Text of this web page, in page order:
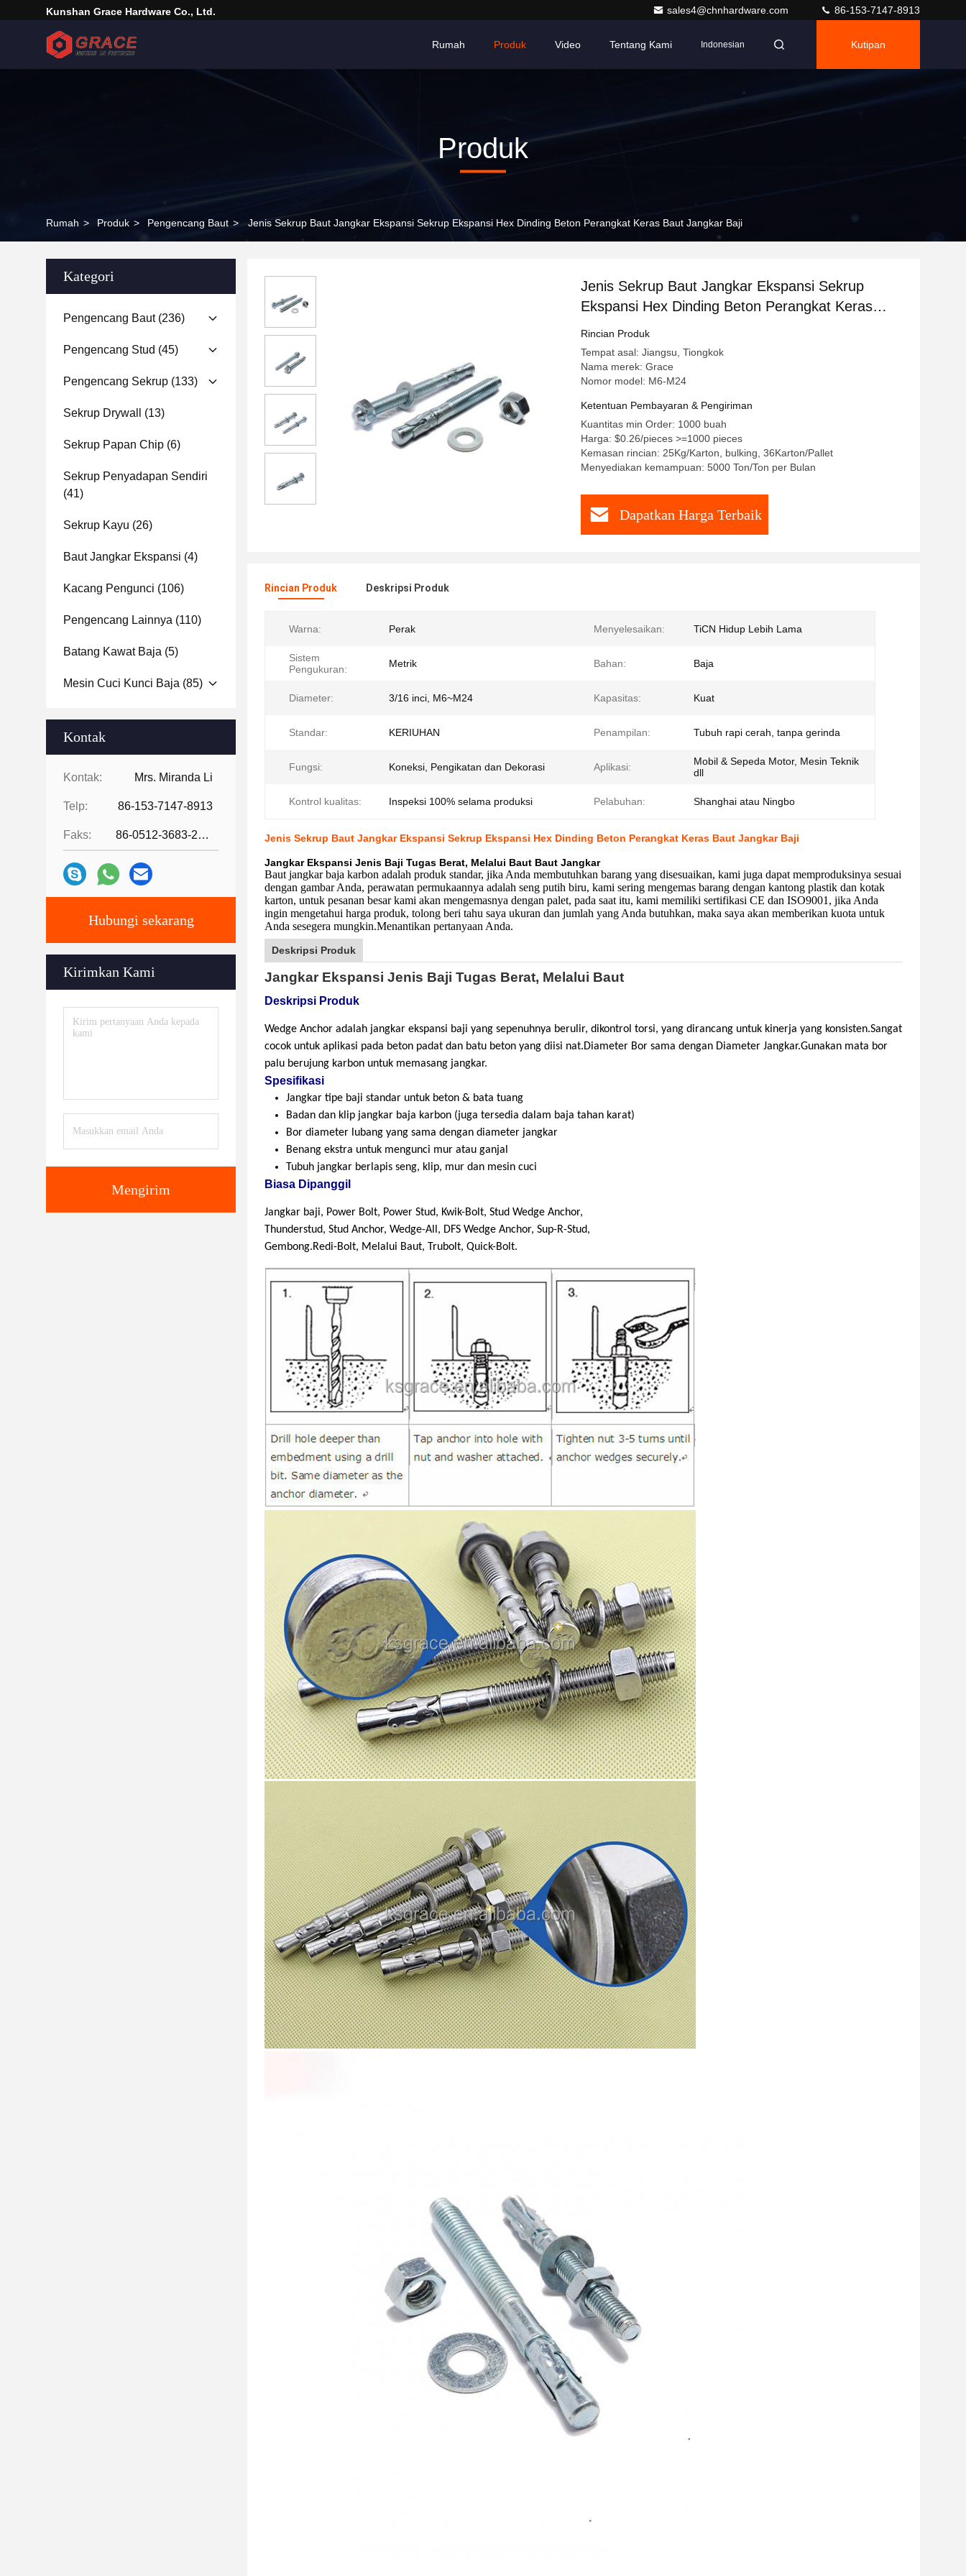
Kunshan Grace Hardware Co., Ltd. sales4@chnhardware.com 86-153-7147-8913
Rumah Produk Video Tentang Kami Indonesian Kutipan
Produk
Rumah > Produk > Pengencang Baut > Jenis Sekrup Baut Jangkar Ekspansi Sekrup Ekspansi Hex Dinding Beton Perangkat Keras Baut Jangkar Baji
Kategori
Pengencang Baut(236)
Pengencang Stud (45)
Pengencang Sekrup (133)
Sekrup Drywall (13)
Sekrup Papan Chip (6)
Sekrup Penyadapan Sendiri
(41)
Sekrup Kayu (26)
Baut Jangkar Ekspansi (4)
Kacang Pengunci (106)
Pengencang Lainnya (110)
Batang Kawat Baja (5)
Mesin Cuci Kunci Baja (85)
Kontak
Kontak: Mrs. Miranda Li
Telp: 86-153-7147-8913
Faks: 86-0512-3683-2631
Hubungi sekarang
Kirimkan Kami
Mengirim
Jenis Sekrup Baut Jangkar Ekspansi Sekrup
Ekspansi Hex Dinding Beton Perangkat Keras
Baut Jangkar Baji
Rincian Produk
Tempat asal: Jiangsu, Tiongkok
Nama merek: Grace
Nomor model: M6-M24
Ketentuan Pembayaran & Pengiriman
Kuantitas min Order: 1000 buah
Harga: $0.26/pieces >=1000 pieces
Kemasan rincian: 25Kg/Karton, bulking, 36Karton/Pallet
Menyediakan kemampuan: 5000 Ton/Ton per Bulan
Dapatkan Harga Terbaik
Rincian Produk Deskripsi Produk
Warna: Perak Menyelesaikan: TiCN Hidup Lebih Lama
Sistem
Pengukuran:
Metrik Bahan: Baja
Diameter: 3/16 inci, M6~M24 Kapasitas: Kuat
Standar: KERIUHAN Penampilan: Tubuh rapi cerah, tanpa gerinda
Fungsi: Koneksi, Pengikatan dan Dekorasi Aplikasi:
Mobil & Sepeda Motor, Mesin Teknik
dll
Kontrol kualitas: Inspeksi 100% selama produksi Pelabuhan: Shanghai atau Ningbo
Jenis Sekrup Baut Jangkar Ekspansi Sekrup Ekspansi Hex Dinding Beton Perangkat Keras Baut Jangkar Baji
Jangkar Ekspansi Jenis Baji Tugas Berat, Melalui Baut Baut Jangkar
Baut jangkar baja karbon adalah produk standar, jika Anda membutuhkan barang yang disesuaikan, kami juga dapat memproduksinya sesuai
dengan gambar Anda, perawatan permukaannya adalah seng putih biru, kami sering mengemas barang dengan kantong plastik dan kotak
karton, untuk pesanan besar kami akan mengemasnya dengan palet, pada saat itu, kami memiliki sertifikasi CE dan ISO9001, jika Anda
ingin mengetahui harga produk, tolong beri tahu saya ukuran dan jumlah yang Anda butuhkan, maka saya akan memberikan kuota untuk
Anda sesegera mungkin.Menantikan pertanyaan Anda.
Deskripsi Produk
Jangkar Ekspansi Jenis Baji Tugas Berat, Melalui Baut
Deskripsi Produk
Wedge Anchor adalah jangkar ekspansi baji yang sepenuhnya berulir, dikontrol torsi, yang dirancang untuk kinerja yang konsisten.Sangat
cocok untuk aplikasi pada beton padat dan batu beton yang diisi nat.Diameter Bor sama dengan Diameter Jangkar.Gunakan mata bor
palu berujung karbon untuk memasang jangkar.
Spesifikasi
Jangkar tipe baji standar untuk beton & bata tuang
Badan dan klip jangkar baja karbon (juga tersedia dalam baja tahan karat)
Bor diameter lubang yang sama dengan diameter jangkar
Benang ekstra untuk mengunci mur atau ganjal
Tubuh jangkar berlapis seng, klip, mur dan mesin cuci
Biasa Dipanggil
Jangkar baji, Power Bolt, Power Stud, Kwik-Bolt, Stud Wedge Anchor,
Thunderstud, Stud Anchor, Wedge-All, DFS Wedge Anchor, Sup-R-Stud,
Gembong.Redi-Bolt, Melalui Baut, Trubolt, Quick-Bolt.